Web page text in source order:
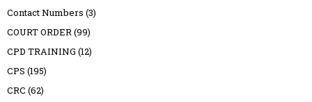
Contact Numbers (3)
COURT ORDER(99)
CPD TRAINING (12)
CPS (195)
CRC (62)